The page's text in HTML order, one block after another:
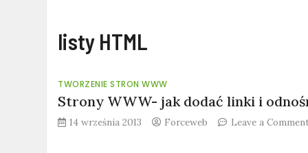
listy HTML
TWORZENIE STRON WWW
Strony WWW- jak dodać linki i
14 września 2013 Forceweb Leave a